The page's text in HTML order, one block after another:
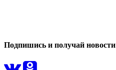
Подпишись и получай